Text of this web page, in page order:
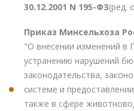
30.12.2001 N 195-ФЗ(ред.
Приказ Минсельхоза
"О внесении изменений в
устранению нарушений
законодательства,
системе и
также в сфере